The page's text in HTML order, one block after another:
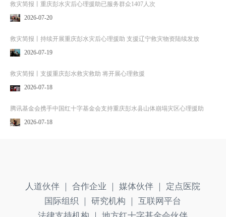
救灾简报丨重庆彭水灾后心理援助已服务群众1407人次
2026-07-20
救灾简报丨持续开展重庆彭水灾后心理援助 支援辽宁救灾物资陆续发放
2026-07-19
救灾简报丨支援重庆彭水救灾救助 将开展心理救援
2026-07-18
腾讯基金会携手中国红十字基金会支持重庆彭水县山体崩塌灾区心理援助
2026-07-18
人道伙伴 ｜ 合作企业 ｜ 媒体伙伴 ｜
定点医院
国际组织 ｜
研究机构 ｜
互联网平台